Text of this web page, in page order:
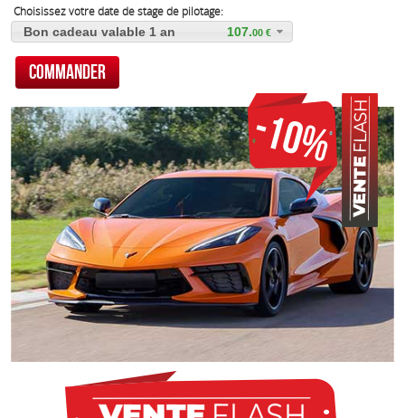
Choisissez votre date de stage de pilotage:
107.00
Bon cadeau valable 1 an
-10%